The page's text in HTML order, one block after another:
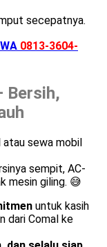
secepatnya.
0813-3604-
Bersih,
sewa mobil
sempit, AC-
mesin giling. 😅
untuk kasih
dari Comal ke